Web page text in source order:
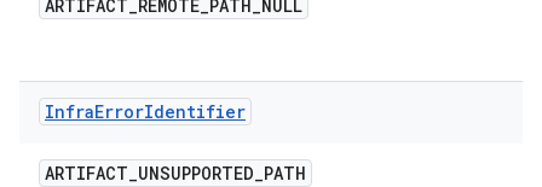
ARTIFACT_REMOTE_PATH_NULL
InfraErrorIdentifier
ARTIFACT_UNSUPPORTED_PATH